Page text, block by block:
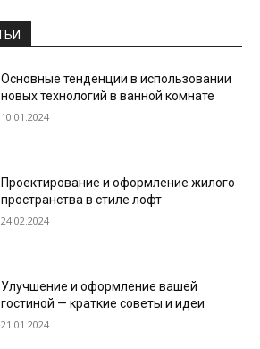
Основные тенденции в использовании
новых технологий в ванной комнате
10.01.2024
Проектирование и оформление жилого
пространства в стиле лофт
24.02.2024
Улучшение и оформление вашей
гостиной — краткие советы и идеи
21.01.2024